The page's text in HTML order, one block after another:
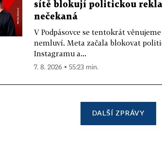
sítě blokují politickou
nečekaná
V Podpásovce se tentokrát
nemluví. Meta začala blokovat
Instagramu a...
7. 8. 2026 ▪ 55:23 min.
DALŠÍ ZPRÁVY